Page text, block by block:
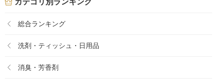
カテゴリ別ランキング
総合ランキング
洗剤・ティッシュ・日用品
消臭・芳香剤